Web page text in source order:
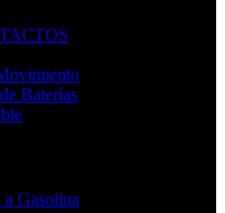
Baterías
Gasolina